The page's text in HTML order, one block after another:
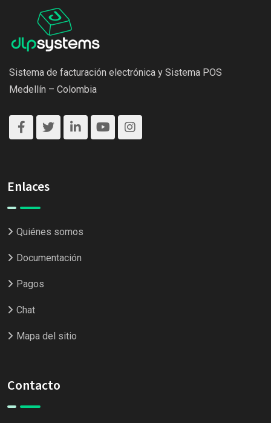
Sistema de facturación electrónica y Sistema POS
Medellín – Colombia
Enlaces
Quiénes somos
Documentación
Pagos
Chat
Mapa del sitio
Contacto